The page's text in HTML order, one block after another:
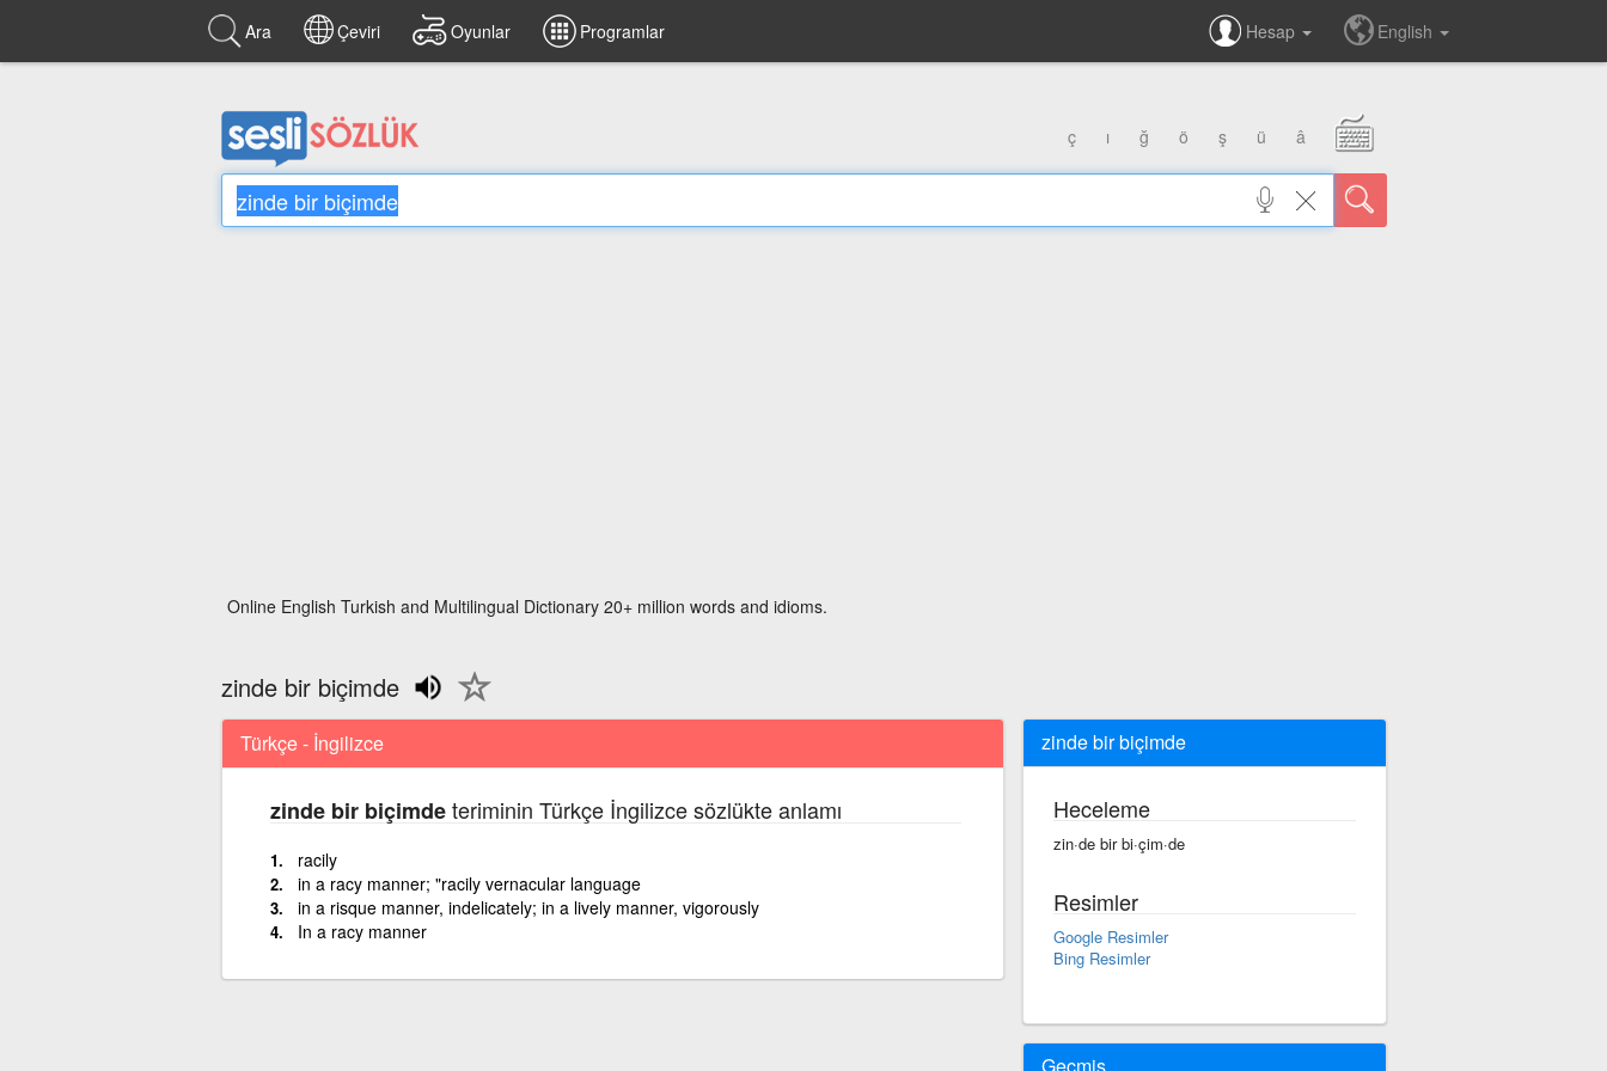
Ara Çeviri Oyunlar Programlar Hesap English
ç ı ğ ö ş ü â
Online English Turkish and Multilingual Dictionary 20+ million words and idioms.
zinde bir biçimde
Türkçe - İngilizce
zinde bir biçimdeteriminin Türkçe İngilizce sözlükte anlamı
racily
in a racy manner; "racily vernacular language
in a risque manner, indelicately; in a lively manner, vigorously
In a racy manner
zinde bir biçimde
Heceleme
zin·de bir bi·çim·de
Resimler
Google Resimler
Bing Resimler
Geçmiş